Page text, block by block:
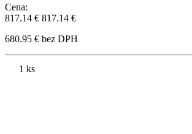
Cena:
817.14 € 817.14 €
680.95 € bez DPH
1 ks